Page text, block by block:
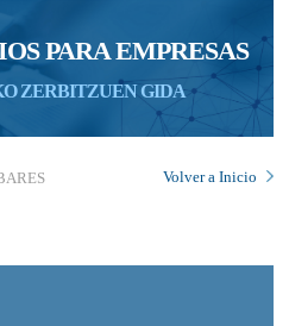
PARA EMPRESAS
ZERBITZUEN GIDA
Volver a Inicio